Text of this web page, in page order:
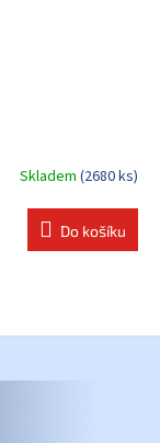
Skladem (2680 ks)
Do košíku